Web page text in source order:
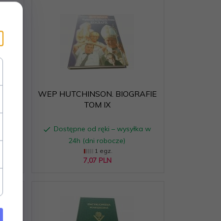
w
WEP HUTCHINSON. BIOGRAFIE
TOM IX
Dostępne od ręki – wysyłka w
24h (dni robocze)
1 egz.
7,07 PLN